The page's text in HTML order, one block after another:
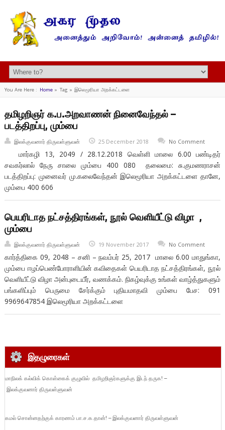
You Are Here : Home» Tag » இலெமூரியா அறக்கட்டளை
தமிழறிஞர் க.ப.அறவாணன் நினைவேந்தல் –
படத்திறப்பு, மும்பை
இலக்குவனார் திருவள்ளுவன் 25 December 2018 No Comment
மார்கழி 13, 2049 / 28.12.2018 வெள்ளி மாலை 6.00 பண்டிதர்
சவகர்லால் நேரு சாலை மும்பை 400 080 தலைமை: சு.குமணராசன்
படத்திறப்பு: முனைவர் மு.கலைவேந்தன் இலெமூரியா அறக்கட்டளை தானே,
மும்பை 400 606
பெயரிடாத நட்சத்திரங்கள், நூல் வெளியீட்டு விழா ,
மும்பை
இலக்குவனார் திருவள்ளுவன் 19 November 2017 No Comment
கார்த்திகை 09, 2048 – சனி – நவம்பர் 25, 2017 மாலை 6.00 மாதுங்கா,
மும்பை ஈழப்பெண்போராளியின் கவிதைகள் பெயரிடாத நட்சத்திரங்கள், நூல்
வெளியீட்டு விழா அன்புடையீர், வணக்கம். நிகழ்வுக்கு உங்கள் வாழ்த்துகளும்
பங்களிப்பும் பெருமை சேர்க்கும் புதியமாதவி மும்பை பேச: 091
9969647854 இலெமூரியா அறக்கட்டளை
இதழுரைகள்
மாநிலக் கல்விக் கொள்கைக் குழுவில் தமிழறிஞர்களுக்கு இடந் தருக! –
இலக்குவனார் திருவள்ளுவன்
கமல் சொன்னதற்குக் காரணம் பா.ச.க.தான்! – இலக்குவனார் திருவள்ளுவன்